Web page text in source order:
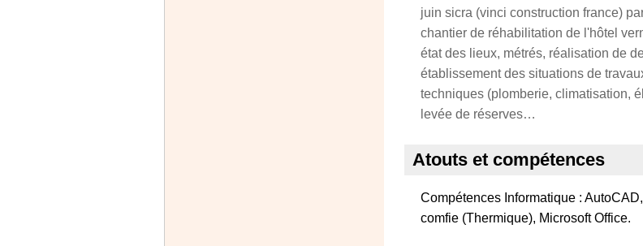
juin sicra (vinci construction france)
chantier de réhabilitation de l'hôtel
état des lieux, métrés, réalisation de
établissement des situations de
techniques (plomberie, climatisation,
levée de réserves…
Atouts et compétences
Compétences Informatique :
comfie (Thermique), Microsoft Office.